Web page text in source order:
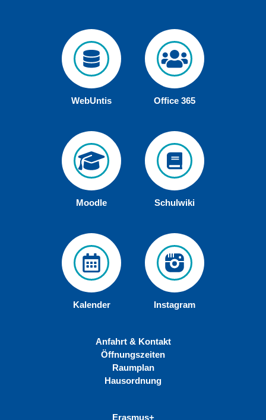
WebUntis Office 365
Moodle Schulwiki
Kalender Instagram
Anfahrt & Kontakt
Öffnungszeiten
Raumplan
Hausordnung
Erasmus+